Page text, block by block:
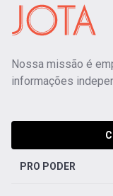
Nossa missão é
informações
PRO PODER